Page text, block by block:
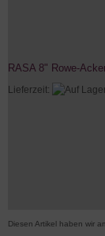
RASA 8" Rowe-
Lieferzeit:
Diesen Artikel haben wir